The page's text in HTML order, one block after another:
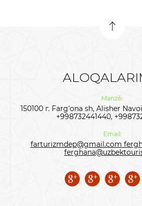
Manzili:
150100 г. Farg'ona sh, Alisher
+998732441440,
Email:
farturizmdep@gmail.com